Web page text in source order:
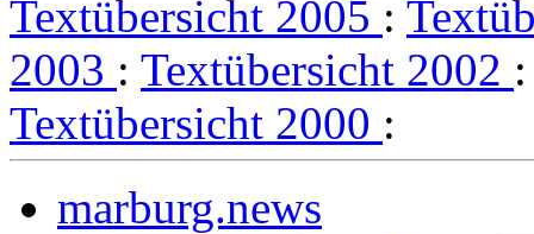
Textübersicht 2005 :
2003 : Textübersicht 2002
Textübersicht 2000 :
marburg.news